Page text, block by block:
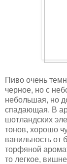
Пиво очень
черное, но с
небольшая, но
спадающая. В
шотландских
тонов, хорошо
ванильность от
торфяной
то легкое,